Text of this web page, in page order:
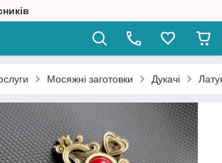
Мосяжні заготовки Дукачі